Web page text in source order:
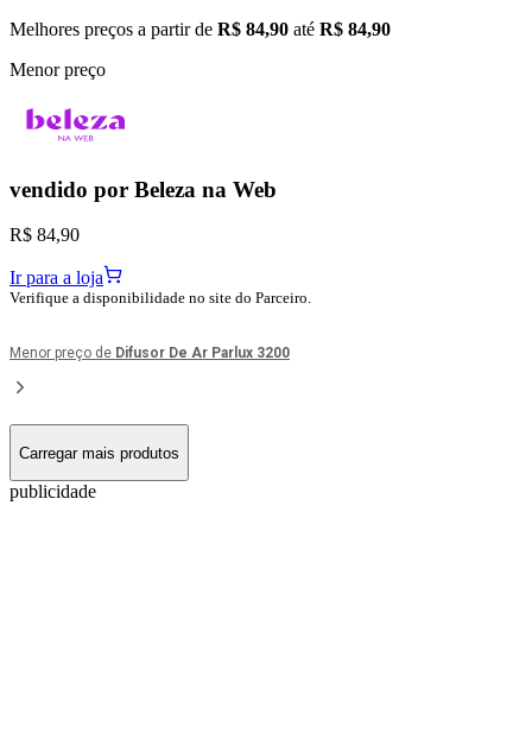
Melhores preços a partir de R$ 84,90 até R$ 84,90
Menor preço
vendido por Beleza na Web
R$ 84,90
Ir para a loja
Verifique a disponibilidade no site do Parceiro.
Menor preço de Difusor De Ar Parlux 3200
Carregar mais produtos
publicidade